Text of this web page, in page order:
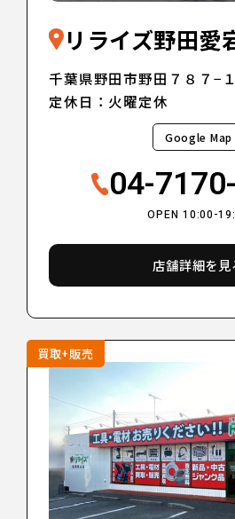
リライズ野田愛
千葉県野田市野田７８７−
定休日：火曜定休
Google Map
04-
OPEN 10:00-
店舗詳細を見
買取+販売